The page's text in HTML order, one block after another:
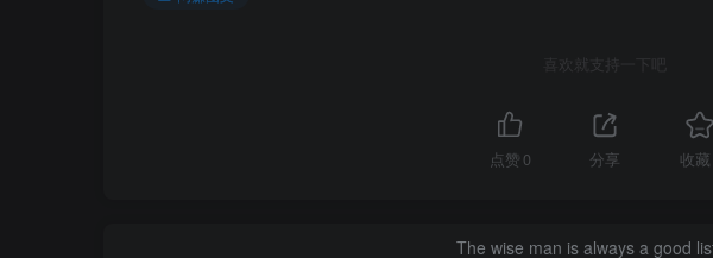
喜欢就支持一下吧
点赞 0 分享 收藏
The wise man is always a good